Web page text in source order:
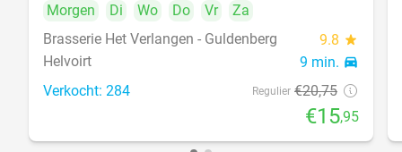
Morgen
Di Wo Do Vr
Za
Brasserie Het Verlangen - Guldenberg
9.8 star
Helvoirt 9 min. directions_car
Verkocht: 284 Regulier €20,75
€15,95